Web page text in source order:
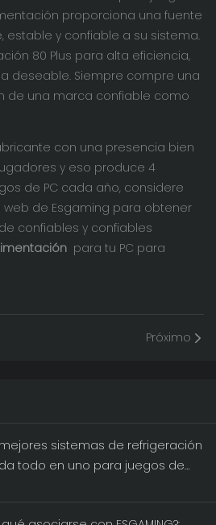
proporciona una fuente
estable y confiable a su sistema.
80 Plus para alta eficiencia,
deseable. Siempre compre una
de una marca confiable como
con una presencia bien
y eso produce 4
de PC cada año, considere
web de Esgaming para obtener
confiables y confiables
para tu PC para
Próximo
sistemas de refrigeración
todo en uno para juegos de